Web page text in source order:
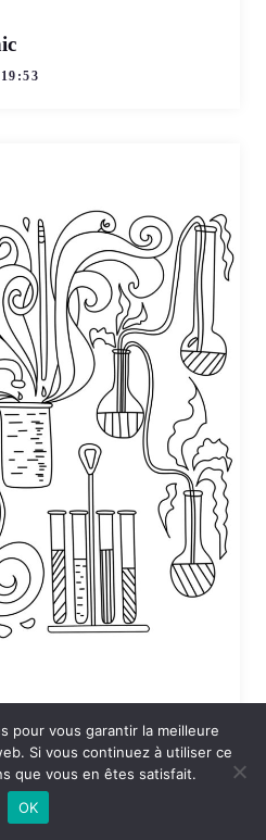
vrac
pour vous garantir la meilleure
Si vous continuez à utiliser ce
que vous en êtes satisfait.
OK